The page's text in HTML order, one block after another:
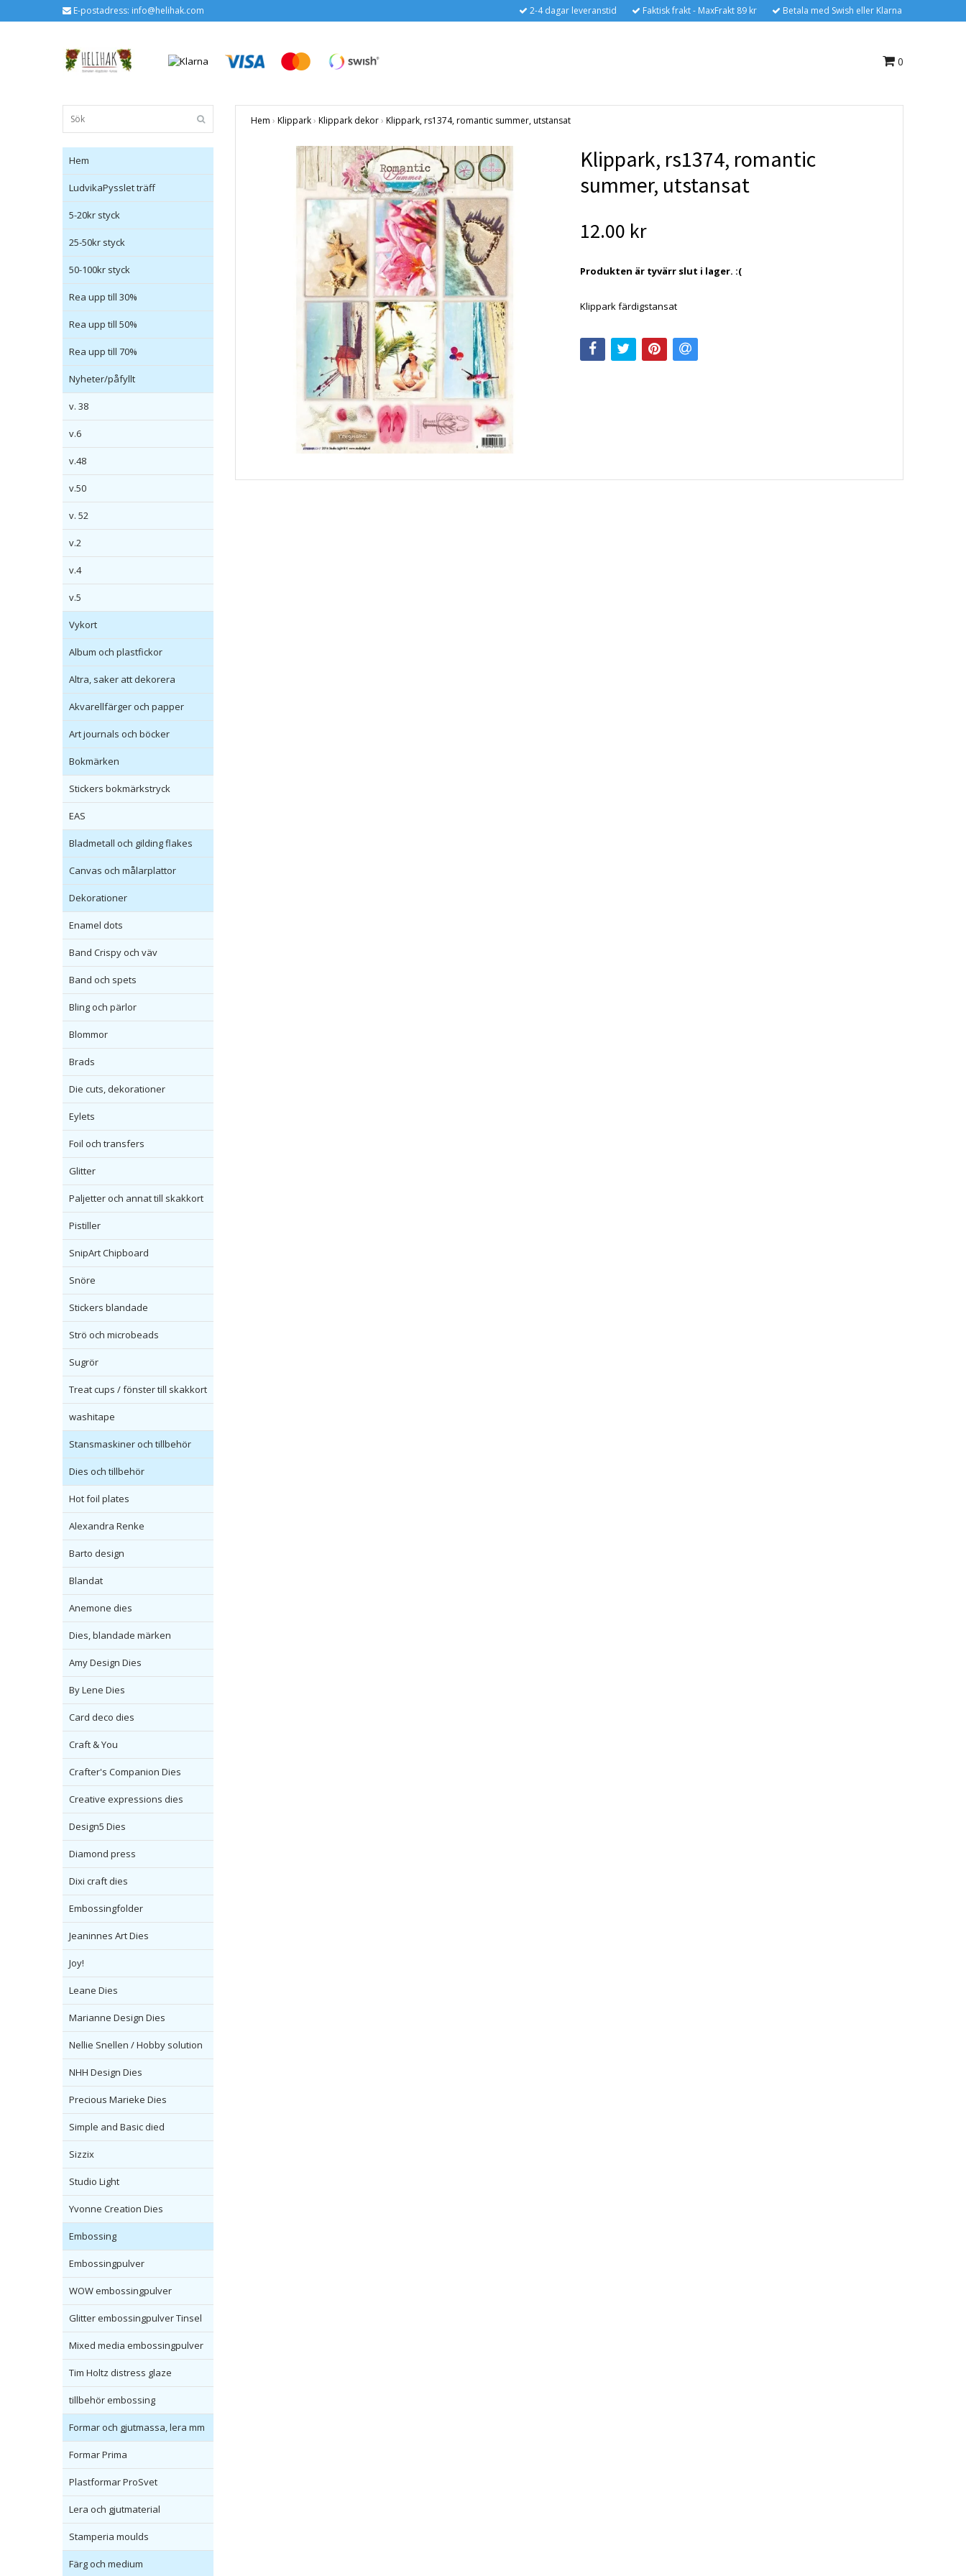
E-postadress: info@helihak.com 2-4 dagar leveranstid Faktisk frakt - MaxFrakt 89 kr Betala med Swish eller Klarna
0
Hem
LudvikaPysslet träff
5-20kr styck
25-50kr styck
50-100kr styck
Rea upp till 30%
Rea upp till 50%
Rea upp till 70%
Nyheter/påfyllt
v. 38
v.6
v.48
v.50
v. 52
v.2
v.4
v.5
Vykort
Album och plastfickor
Altra, saker att dekorera
Akvarellfärger och papper
Art journals och böcker
Bokmärken
Stickers bokmärkstryck
EAS
Bladmetall och gilding flakes
Canvas och målarplattor
Dekorationer
Enamel dots
Band Crispy och väv
Band och spets
Bling och pärlor
Blommor
Brads
Die cuts, dekorationer
Eylets
Foil och transfers
Glitter
Paljetter och annat till skakkort
Pistiller
SnipArt Chipboard
Snöre
Stickers blandade
Strö och microbeads
Sugrör
Treat cups / fönster till skakkort
washitape
Stansmaskiner och tillbehör
Dies och tillbehör
Hot foil plates
Alexandra Renke
Barto design
Blandat
Anemone dies
Dies, blandade märken
Amy Design Dies
By Lene Dies
Card deco dies
Craft & You
Crafter's Companion Dies
Creative expressions dies
Design5 Dies
Diamond press
Dixi craft dies
Embossingfolder
Jeaninnes Art Dies
Joy!
Leane Dies
Marianne Design Dies
Nellie Snellen / Hobby solution
NHH Design Dies
Precious Marieke Dies
Simple and Basic died
Sizzix
Studio Light
Yvonne Creation Dies
Embossing
Embossingpulver
WOW embossingpulver
Glitter embossingpulver Tinsel
Mixed media embossingpulver
Tim Holtz distress glaze
tillbehör embossing
Formar och gjutmassa, lera mm
Formar Prima
Plastformar ProSvet
Lera och gjutmaterial
Stamperia moulds
Färg och medium
Hem › Klippark› Klippark dekor› Klippark, rs1374, romantic summer, utstansat
Klippark, rs1374, romantic
summer, utstansat
12.00 kr
Produkten är tyvärr slut i lager. :(
Klippark färdigstansat